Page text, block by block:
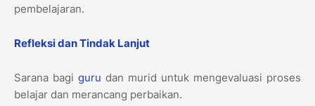
pembelajaran.
Refleksi dan Tindak Lanjut
Sarana bagi guru dan murid untuk mengevaluasi proses
belajar dan merancang perbaikan.